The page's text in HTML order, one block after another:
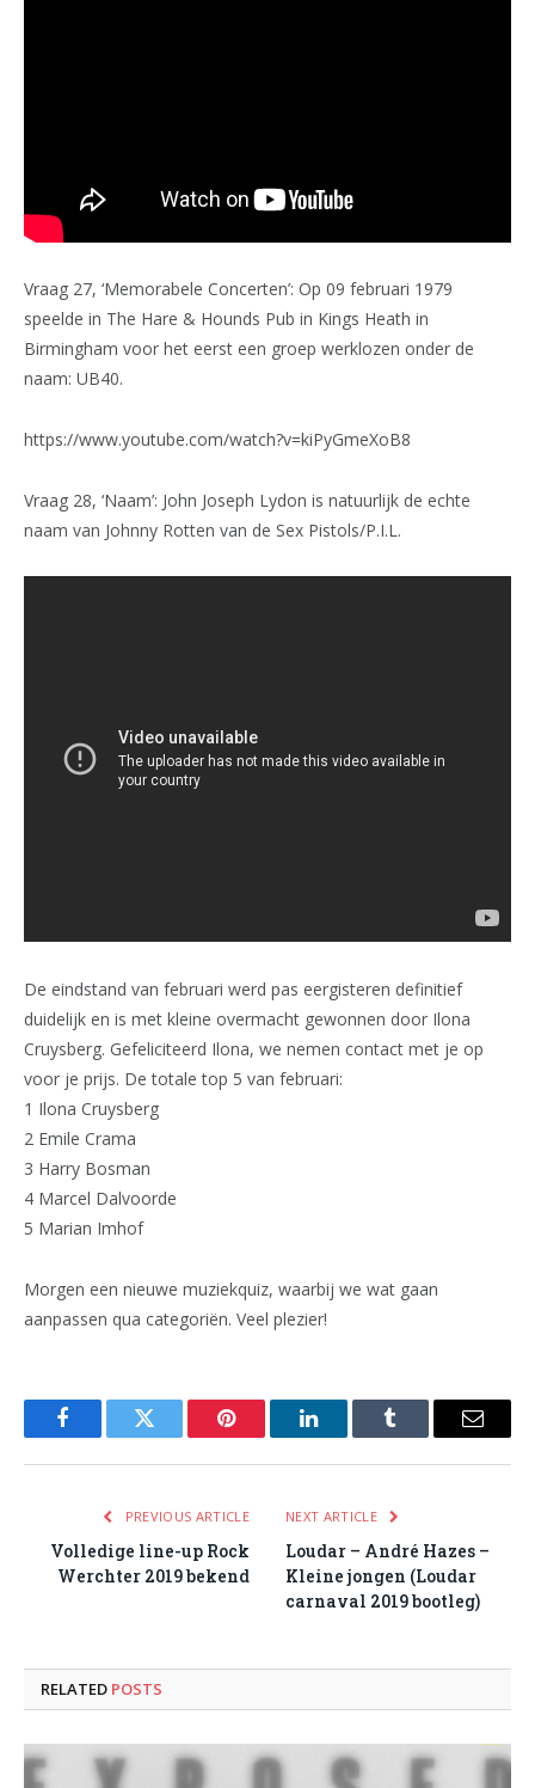
Vraag 27, ‘Memorabele Concerten’: Op 09 februari 1979
speelde in The Hare & Hounds Pub in Kings Heath in
Birmingham voor het eerst een groep werklozen onder de
naam: UB40.
https://www.youtube.com/watch?v=kiPyGmeXoB8
Vraag 28, ‘Naam’: John Joseph Lydon is natuurlijk de echte
naam van Johnny Rotten van de Sex Pistols/P.I.L.
De eindstand van februari werd pas eergisteren definitief
duidelijk en is met kleine overmacht gewonnen door Ilona
Cruysberg. Gefeliciteerd Ilona, we nemen contact met je op
voor je prijs. De totale top 5 van februari:
1 Ilona Cruysberg
2 Emile Crama
3 Harry Bosman
4 Marcel Dalvoorde
5 Marian Imhof
Morgen een nieuwe muziekquiz, waarbij we wat gaan
aanpassen qua categoriën. Veel plezier!
FacebookTwitter Pinterest LinkedInTumblr Email
PREVIOUS ARTICLE
Volledige line-up Rock
Werchter 2019 bekend
NEXT ARTICLE
Loudar – André Hazes –
Kleine jongen (Loudar
carnaval 2019 bootleg)
RELATED POSTS